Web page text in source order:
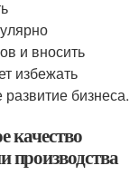
и вносить
избежать
бизнеса.
качество